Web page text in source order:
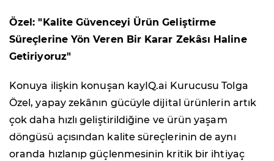
Özel: "Kalite Güvenceyi Ürün Geliştirme
Süreçlerine Yön Veren Bir Karar Zekâsı Haline
Getiriyoruz"
Konuya ilişkin konuşan kayIQ.ai Kurucusu Tolga
Özel, yapay zekânın gücüyle dijital ürünlerin artık
çok daha hızlı geliştirildiğine ve ürün yaşam
döngüsü açısından kalite süreçlerinin de aynı
oranda hızlanıp güçlenmesinin kritik bir ihtiyaç